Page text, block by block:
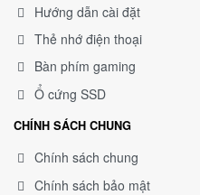
Hướng dẫn cài đặt
Thẻ nhớ điện thoại
Bàn phím gaming
Ổ cứng SSD
CHÍNH SÁCH CHUNG
Chính sách chung
Chính sách bảo mật